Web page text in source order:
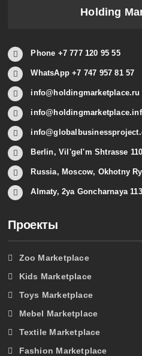
Holding
Phone +7 777 120 95 55
WhatsApp +7 747 957 81 57
info@holdingmarketplace.ru
Berlin, Vil'gel'm Shtrasse
Russia, Moscow, Okhotny
Almaty, 2ya Goncharnaya
Проекты
Zoo Marketplace
Kids Marketplace
Toys Marketplace
Mebel Marketplace
Textile Marketplace
Fashion Marketplace